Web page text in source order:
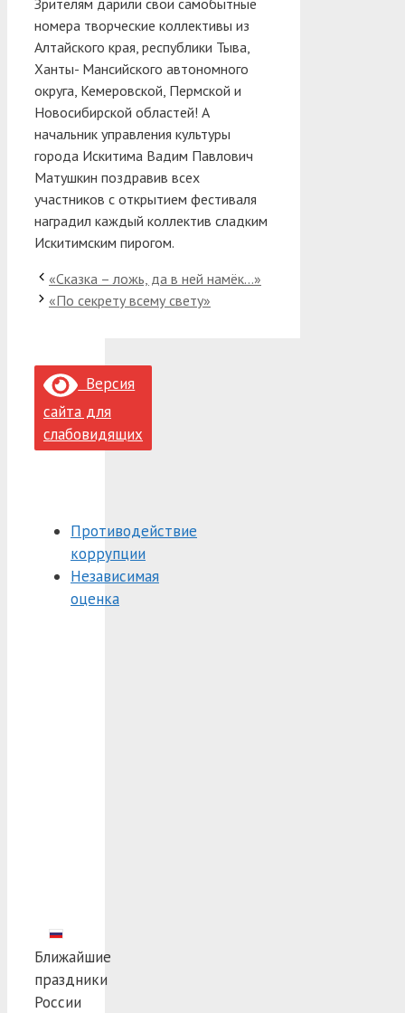
номера творческие коллективы из
Алтайского края, республики Тыва,
Ханты- Мансийского автономного
округа, Кемеровской, Пермской и
Новосибирской областей! А
начальник управления культуры
города Искитима Вадим Павлович
Матушкин поздравив всех
участников с открытием фестиваля
наградил каждый коллектив сладким
Искитимским пирогом.
«Сказка – ложь, да в ней намёк…»
«По секрету всему свету»
Версия
сайта для
слабовидящих
Противодействие
коррупции
Независимая
оценка
Ближайшие
праздники
России